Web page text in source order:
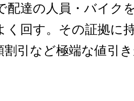
配達の人員・バイク
く回す。その証拠に
割引など極端な値引